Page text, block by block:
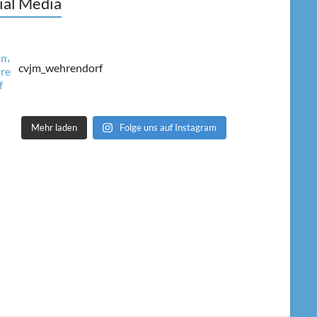
cvjm_wehrendorf
Mehr laden Folge uns auf Instagram